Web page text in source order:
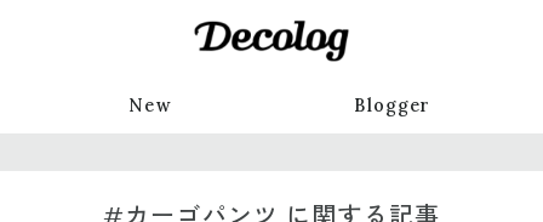
New Blogger
#カーゴパンツ に関する記事